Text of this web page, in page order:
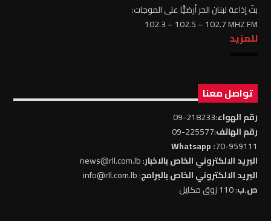
بثّ إذاعة لبنان الحر أرضيًّا على الموجات:
102.3 – 102.5 – 102.7 MHZ FM
للمزيد
تواصل معنا
رقم الهواء:218233-09
رقم الهاتف:225577-09
70-959111
: Whatsapp
البريد الالكتروني الخاص بالاخبار: news@rll.com.lb
البريد الالكتروني الخاص بالبرامج: info@rll.com.lb
ص.ب: 110 زوق مكايل